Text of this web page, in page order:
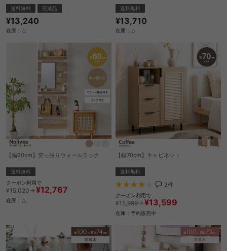
送料無料 完成品
¥13,240
在庫：△
送料無料
¥13,710
在庫：△
【幅60cm】突っ張りウォールラック
送料無料
クーポン利用で
¥15,020→ ¥12,767
在庫：△
【幅70cm】キャビネット
送料無料
2件
クーポン利用で
¥15,999→ ¥13,599
在庫：予約販売中